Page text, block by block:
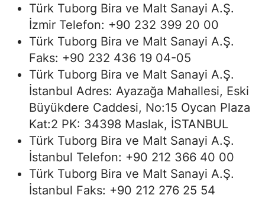
Türk Tuborg Bira ve Malt Sanayi A.Ş.
İzmir Telefon: +90 232 399 20 00
Türk Tuborg Bira ve Malt Sanayi A.Ş.
Faks: +90 232 436 19 04-05
Türk Tuborg Bira ve Malt Sanayi A.Ş.
İstanbul Adres: Ayazağa Mahallesi, Eski
Büyükdere Caddesi, No:15 Oycan Plaza
Kat:2 PK: 34398 Maslak, İSTANBUL
Türk Tuborg Bira ve Malt Sanayi A.Ş.
İstanbul Telefon: +90 212 366 40 00
Türk Tuborg Bira ve Malt Sanayi A.Ş.
İstanbul Faks: +90 212 276 25 54